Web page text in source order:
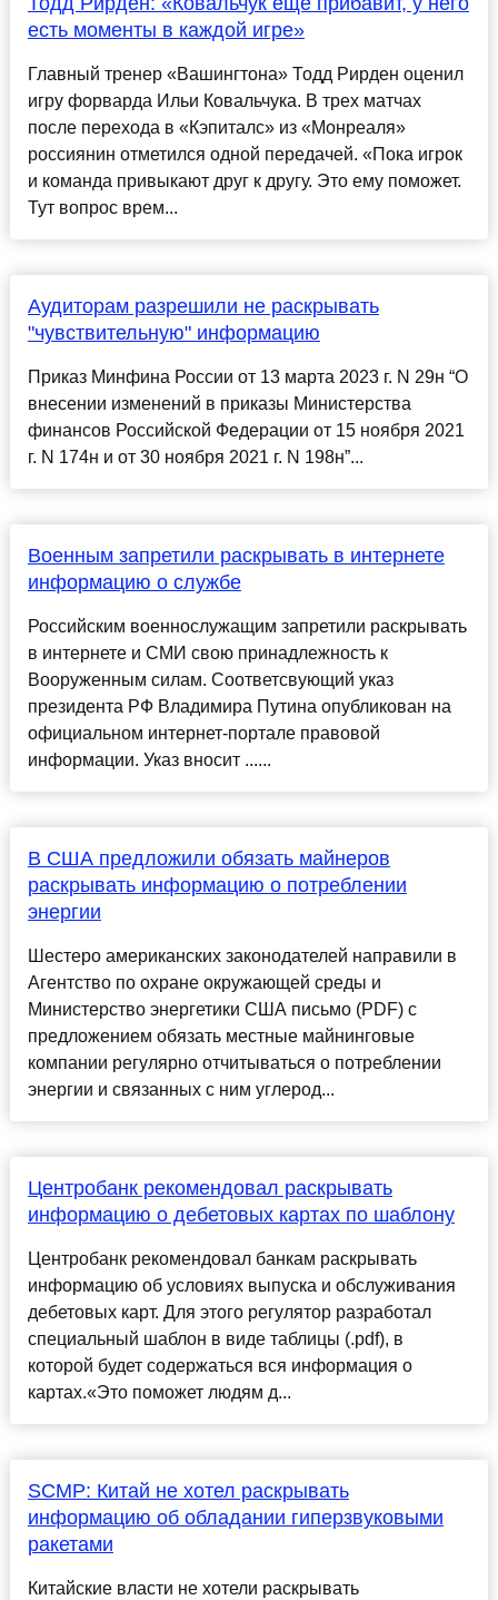
есть моменты в каждой игре»
Главный тренер «Вашингтона» Тодд Рирден оценил
игру форварда Ильи Ковальчука. В трех матчах
после перехода в «Кэпиталс» из «Монреаля»
россиянин отметился одной передачей. «Пока игрок
и команда привыкают друг к другу. Это ему поможет.
Тут вопрос врем...
Аудиторам разрешили не раскрывать
"чувствительную" информацию
Приказ Минфина России от 13 марта 2023 г. N 29н “О
внесении изменений в приказы Министерства
финансов Российской Федерации от 15 ноября 2021
г. N 174н и от 30 ноября 2021 г. N 198н”...
Военным запретили раскрывать в интернете
информацию о службе
Российским военнослужащим запретили раскрывать
в интернете и СМИ свою принадлежность к
Вооруженным силам. Соответсвующий указ
президента РФ Владимира Путина опубликован на
официальном интернет-портале правовой
информации. Указ вносит ......
В США предложили обязать майнеров
раскрывать информацию о потреблении
энергии
Шестеро американских законодателей направили в
Агентство по охране окружающей среды и
Министерство энергетики США письмо (PDF) с
предложением обязать местные майнинговые
компании регулярно отчитываться о потреблении
энергии и связанных с ним углерод...
Центробанк рекомендовал раскрывать
информацию о дебетовых картах по шаблону
Центробанк рекомендовал банкам раскрывать
информацию об условиях выпуска и обслуживания
дебетовых карт. Для этого регулятор разработал
специальный шаблон в виде таблицы (.pdf), в
которой будет содержаться вся информация о
картах.«Это поможет людям д...
SCMP: Китай не хотел раскрывать
информацию об обладании гиперзвуковыми
ракетами
Китайские власти не хотели раскрывать